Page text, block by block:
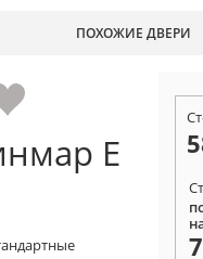
ПОХОЖИЕ ДВЕРИ
E